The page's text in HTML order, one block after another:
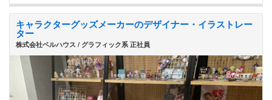
キャラクターグッズメーカーのデザイナー・イラストレー
ター
株式会社ベルハウス / グラフィック系 正社員